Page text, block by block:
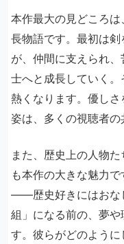
本作最大の見どころ
長物語です。最初は
が、仲間に支えられ
士へと成長していく
熱くなります。優し
姿は、多くの視聴者の
また、歴史上の人物
も本作の大きな魅力
――歴史好きにはおな
組」になる前の、夢
す。彼らがどのよう